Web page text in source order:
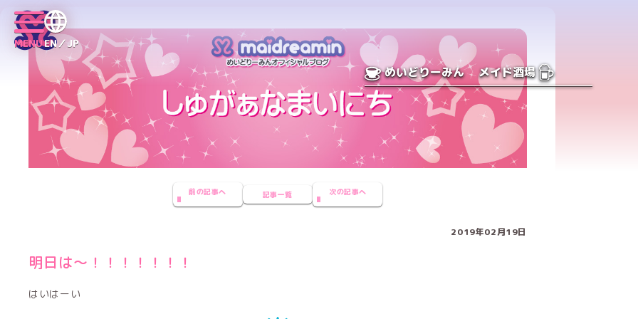
MENUEN／JP
めいどりーみん メイド酒場
前の記事へ 記事一覧 次の記事へ
2019年02月19日
明日は〜！！！！！！！
はいはーい